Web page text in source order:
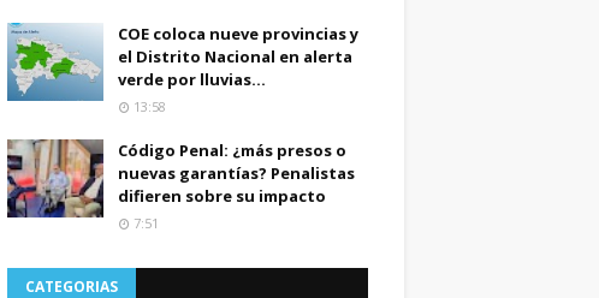
COE coloca nueve provincias y
el Distrito Nacional en alerta
verde por lluvias...
13:58
Código Penal: ¿más presos o
nuevas garantías? Penalistas
difieren sobre su impacto
7:51
CATEGORIAS